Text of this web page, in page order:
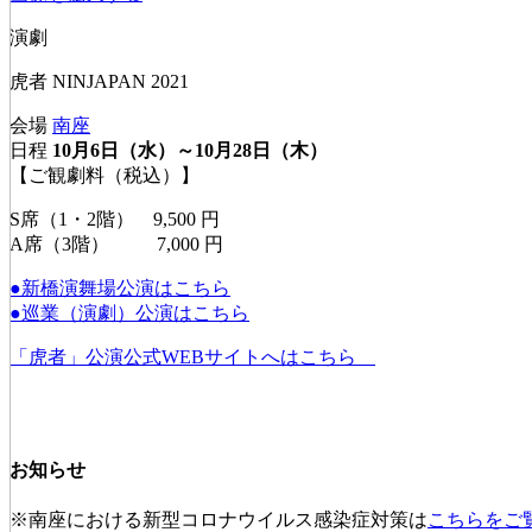
演劇
虎者 NINJAPAN 2021
会場 南座
日程 10月6日（水）～10月28日（木）
【ご観劇料（税込）】
S席（1・2階） 9,500 円
A席（3階） 7,000 円
●新橋演舞場公演はこちら
●巡業（演劇）公演はこちら
「虎者」公演公式WEBサイトへはこちら
お知らせ
※南座における新型コロナウイルス感染症対策はこちらをご